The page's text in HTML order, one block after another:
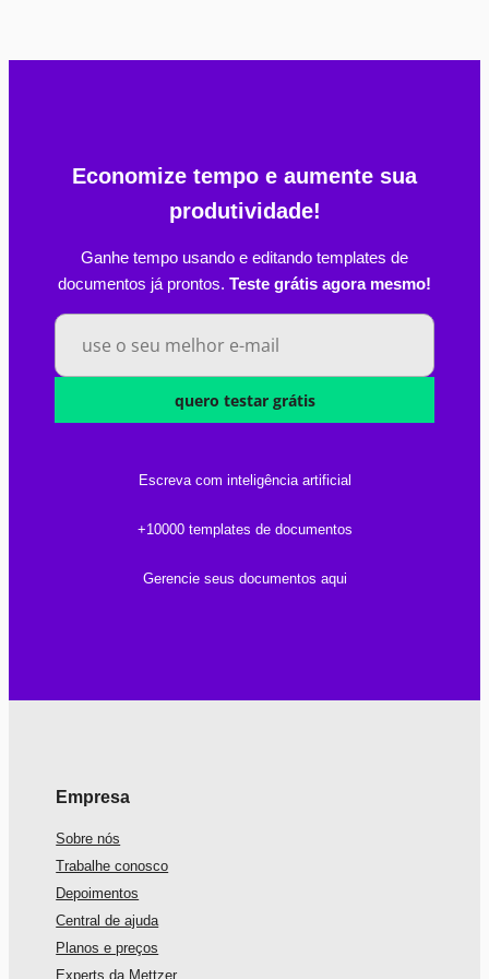
Economize tempo e aumente sua
produtividade!
Ganhe tempo usando e editando templates de
documentos já prontos. Teste grátis agora mesmo!
quero testar grátis
Escreva com inteligência artificial
+10000 templates de documentos
Gerencie seus documentos aqui
Empresa
Sobre nós
Trabalhe conosco
Depoimentos
Central de ajuda
Planos e preços
Experts da Mettzer